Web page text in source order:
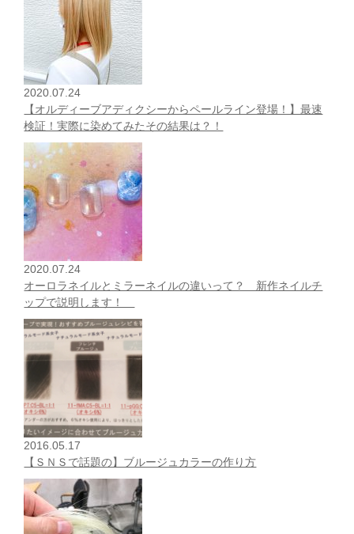
2020.07.24
【オルディーブアディクシーからペールライン登場！】最速
検証！実際に染めてみたその結果は？！
2020.07.24
オーロラネイルとミラーネイルの違いって？ 新作ネイルチ
ップで説明します！
2016.05.17
【ＳＮＳで話題の】ブルージュカラーの作り方